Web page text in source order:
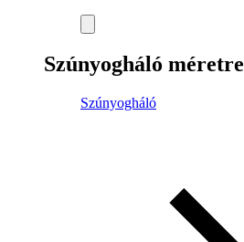
Szúnyogháló méretre
Szúnyogháló